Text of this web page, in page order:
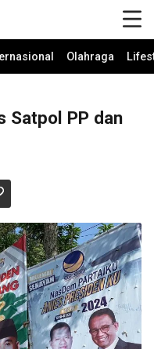
Olahraga
Satpol PP dan